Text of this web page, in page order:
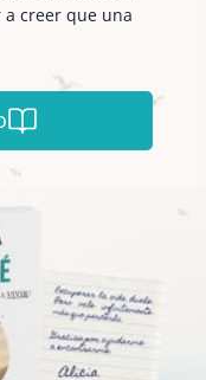
creer que una